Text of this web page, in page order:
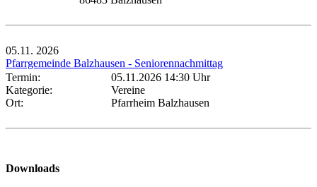
05.11. 2026
Pfarrgemeinde Balzhausen - Seniorennachmittag
Termin:
05.11.2026 14:30 Uhr
Kategorie:
Vereine
Ort:
Pfarrheim Balzhausen
Downloads